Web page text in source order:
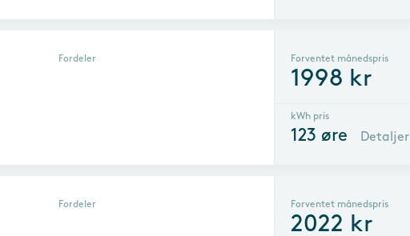
Fordeler Forventet månedspris
1998 kr
kWh pris
123 øre Detaljer
Fordeler Forventet månedspris
2022 kr